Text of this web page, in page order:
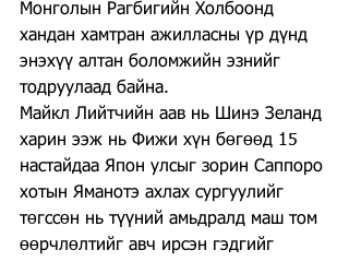
Монголын Рагбигийн Холбоонд
хандан хамтран ажилласны үр дүнд
энэхүү алтан боломжийн эзнийг
тодруулаад байна.
Майкл Лийтчийн аав нь Шинэ Зеланд
харин ээж нь Фижи хүн бөгөөд 15
настайдаа Япон улсыг зорин Саппоро
хотын Яманотэ ахлах сургуулийг
төгссөн нь түүний амьдралд маш том
өөрчлөлтийг авч ирсэн гэдгийг